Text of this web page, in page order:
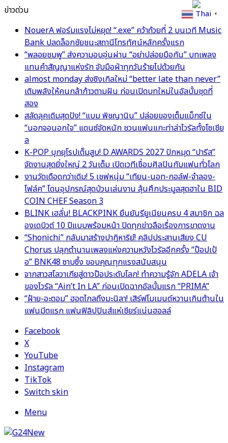
ข่าวด่วน
NouerA ฟอร์มแรงไม่หยุด! “.exe” คว้าถ้วยที่ 2 บนเวที Music
Bank ปลดล็อกชัยชนะสถานีโทรทัศน์หลักครั้งแรก
“พลอยชมพู” ส่งความอบอุ่นผ่าน “อย่าปล่อยมือกัน” บทเพลง
แทนคำสัญญาแห่งรัก จับมือฝ่าทุกวันร้ายไปด้วยกัน
almost monday ส่งซิงเกิลใหม่ “better late than never”
เติมพลังให้คนกล้าก้าวตามฝัน ก่อนเปิดบทใหม่ในอัลบั้มชุดที่
สอง
สลัดลุคเดิมสุดปัง! “แบม พิชญานิน” ปล่อยของเต็มแม็กซ์ใน
“นอกจอนอกใจ” แดนซ์จัดหนัก ชวนแฟนแกะท่าล่าไวรัลทั้งโซเชีย
ล
K-POP บุกยุโรปเต็มสูบ! D AWARDS 2027 ปักหมุด “ปารีส”
จัดงานสุดยิ่งใหญ่ 2 วันเต็ม เปิดเวทีเชื่อมศิลปินกับแฟนทั่วโลก
งานวัดเดือดกว่าเดิม! 5 เชฟหนุ่ม “เทียน-นอท-กอล์ฟ-จำลอง-
โฟล์ค” โดนอุปกรณ์สุดป่วนเล่นงาน ลุ้นศึกประมูลสุดฮาใน BID
COIN CHEF Season 3
BLINK เฮลั่น! BLACKPINK ยืนยันรียูเนียนครบ 4 สมาชิก ฉล
องเดบิวต์ 10 ปีแบบพร้อมหน้า ปิดทุกข่าวลือเรื่องการขาดงาน
“Shonichi” กลับมาสร้างปาฏิหาริย์! คลิปประสานเสียง CU
Chorus ปลุกตำนานเพลงแห่งความหวังไวรัลอีกครั้ง “ป๊อปเป้
อ” BNK48 ซาบซึ้ง ขอบคุณทุกแรงสนับสนุน
จากสาวสโลวาเกียสู่ดาวป๊อประดับโลก! ทำความรู้จัก ADELA เจ้า
ของไวรัล “Ain’t In LA” ก่อนเปิดฉากอัลบั้มแรก “PRIMA”
“ฝ้าย-อะตอม” ฮอตไกลถึงมะนิลา! เสิร์ฟโมเมนต์หวานเกินต้านใน
แฟนมีตแรก แฟนฟิลิปปินส์แห่เชียร์แน่นฮอลล์
Facebook
X
YouTube
Instagram
TikTok
Switch skin
Menu
Thai ▼